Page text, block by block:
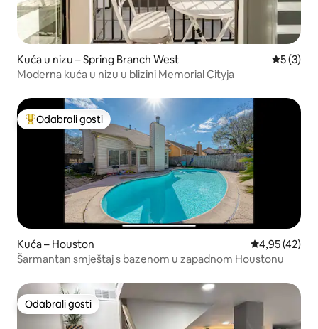
Kuća u nizu – Spring Branch West
5 (3)
Moderna kuća u nizu u blizini Memorial Cityja
Među najviše rangiranima s oznakom „Odabrali gosti”
Odabrali gosti
Kuća – Houston Prosječna
4,95 (42)
Šarmantan smještaj s bazenom u zapadnom Houstonu
Odabrali gosti
Odabrali gosti